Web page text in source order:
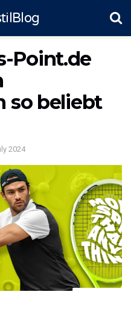
Point.de
so beliebt
2024